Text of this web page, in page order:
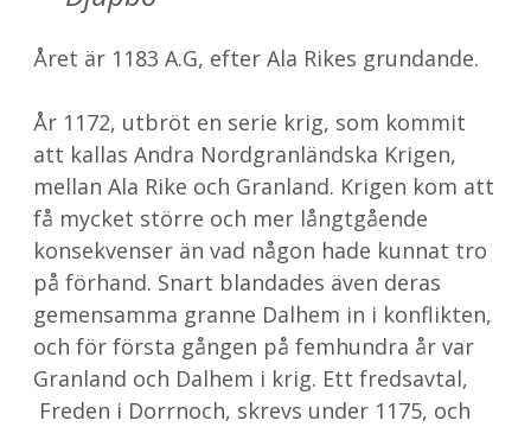
Året är 1183 A.G, efter Ala Rikes grundande.
År 1172, utbröt en serie krig, som kommit
att kallas Andra Nordgranländska Krigen,
mellan Ala Rike och Granland. Krigen kom att
få mycket större och mer långtgående
konsekvenser än vad någon hade kunnat tro
på förhand. Snart blandades även deras
gemensamma granne Dalhem in i konflikten,
och för första gången på femhundra år var
Granland och Dalhem i krig. Ett fredsavtal,
Freden i Dorrnoch, skrevs under 1175, och